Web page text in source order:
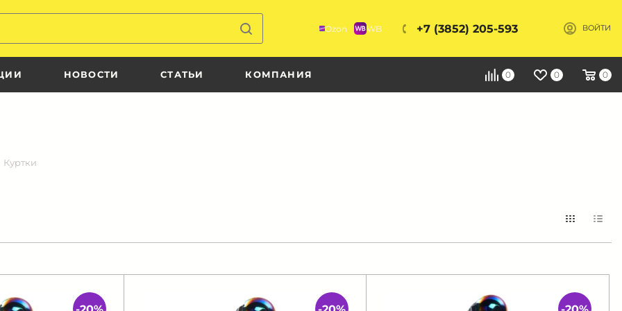
Ozon WB +7 (3852) 205-593 ВОЙТИ
НОВОСТИ СТАТЬИ КОМПАНИЯ 0 0 0
Куртки